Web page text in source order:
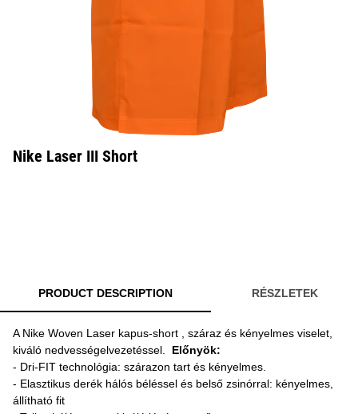
Nike Laser III Short
PRODUCT DESCRIPTION RÉSZLETEK
A Nike Woven Laser kapus-short , száraz és kényelmes viselet,
kiváló nedvességelvezetéssel. Előnyök:
- Dri-FIT technológia: szárazon tart és kényelmes.
- Elasztikus derék hálós béléssel és belső zsinórral: kényelmes,
állítható fit